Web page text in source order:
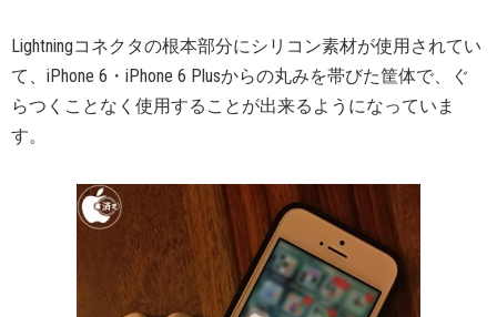
Lightningコネクタの根本部分にシリコン素材が使用されてい
て、iPhone 6・iPhone 6 Plusからの丸みを帯びた筐体で、ぐ
らつくことなく使用することが出来るようになっていま
す。